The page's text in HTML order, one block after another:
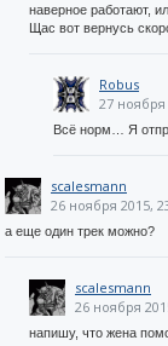
наверное работают,
Щас вот вернусь
Robus
27 ноября
Всё норм… Я
scalesmann
26 ноября 2015,
а еще один трек можно?
scalesmann
26 ноября
напишу, что жена